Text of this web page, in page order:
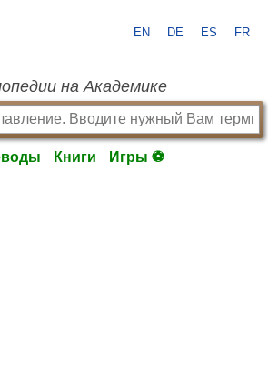
EN DE ES FR
на Академике
Книги Игры ⚽